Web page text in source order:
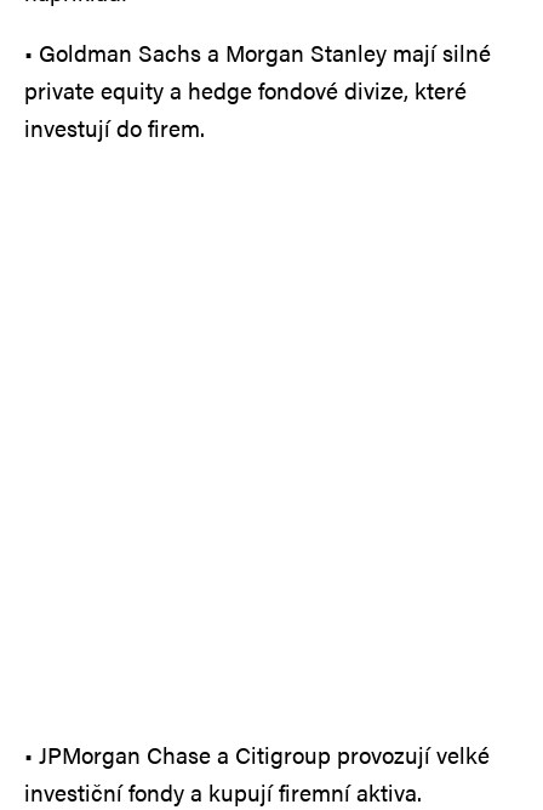
• Goldman Sachs a Morgan Stanley mají silné
private equity a hedge fondové divize, které
investují do firem.
• JPMorgan Chase a Citigroup provozují velké
investiční fondy a kupují firemní aktiva.